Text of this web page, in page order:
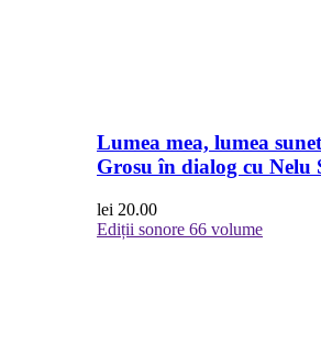
Lumea mea, lumea
Grosu în dialog cu Nelu
lei 20.00
Ediții sonore 66 volume